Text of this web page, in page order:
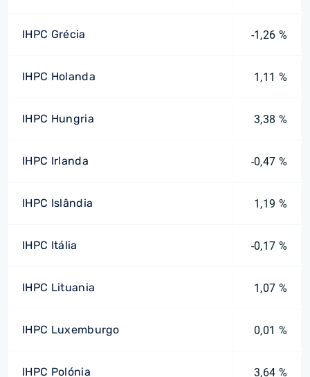
IHPC Grécia -1,26 %
IHPC Holanda 1,11 %
IHPC Hungria 3,38 %
IHPC Irlanda -0,47 %
IHPC Islândia 1,19 %
IHPC Itália -0,17 %
IHPC Lituania 1,07 %
IHPC Luxemburgo 0,01 %
IHPC Polónia 3,64 %